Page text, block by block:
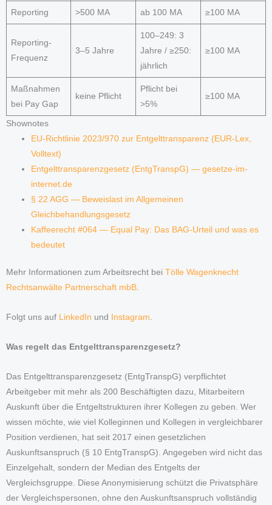
Reporting >500 MA ab 100 MA ≥100 MA
Reporting-
Frequenz
3–5 Jahre
100–249: 3
Jahre / ≥250:
jährlich
≥100 MA
Maßnahmen
bei Pay Gap
keine Pflicht
Pflicht bei
>5%
≥100 MA
Shownotes
EU-Richtlinie 2023/970 zur Entgelttransparenz (EUR-Lex,
Volltext)
Entgelttransparenzgesetz (EntgTranspG) — gesetze-im-
internet.de
§ 22 AGG — Beweislast im Allgemeinen
Gleichbehandlungsgesetz
Kaffeerecht #064 — Equal Pay: Das BAG-Urteil und was es
bedeutet
Mehr Informationen zum Arbeitsrecht bei Tölle Wagenknecht
Rechtsanwälte Partnerschaft mbB.
Folgt uns auf LinkedIn und Instagram.
Was regelt das Entgelttransparenzgesetz?
Das Entgelttransparenzgesetz (EntgTranspG) verpflichtet
Arbeitgeber mit mehr als 200 Beschäftigten dazu, Mitarbeitern
Auskunft über die Entgeltstrukturen ihrer Kollegen zu geben. Wer
wissen möchte, wie viel Kolleginnen und Kollegen in vergleichbarer
Position verdienen, hat seit 2017 einen gesetzlichen
Auskunftsanspruch (§ 10 EntgTranspG). Angegeben wird nicht das
Einzelgehalt, sondern der Median des Entgelts der
Vergleichsgruppe. Diese Anonymisierung schützt die Privatsphäre
der Vergleichspersonen, ohne den Auskunftsanspruch vollständig